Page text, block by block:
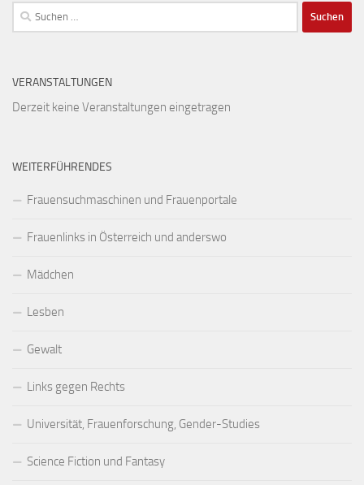
Suchen
nach:
VERANSTALTUNGEN
Derzeit keine Veranstaltungen eingetragen
WEITERFÜHRENDES
Frauensuchmaschinen und Frauenportale
Frauenlinks in Österreich und anderswo
Mädchen
Lesben
Gewalt
Links gegen Rechts
Universität, Frauenforschung, Gender-Studies
Science Fiction und Fantasy